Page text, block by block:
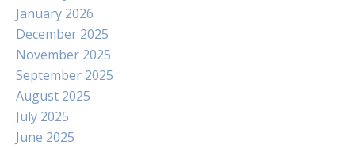
January 2026
December 2025
November 2025
September 2025
August 2025
July 2025
June 2025